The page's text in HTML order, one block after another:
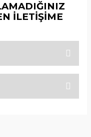
İLETİŞİME